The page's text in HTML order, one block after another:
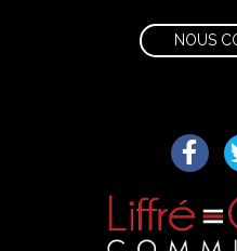
NOUS